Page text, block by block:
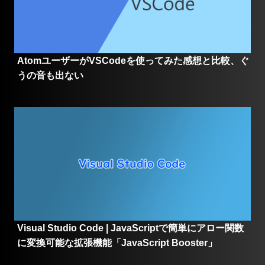
AtomユーザーがVSCodeを使ってみた感想と比較、ぐ
うの音も出ない
Visual Studio Code | JavaScriptで簡単にアロー関数
に変換可能な拡張機能「JavaScript Booster」